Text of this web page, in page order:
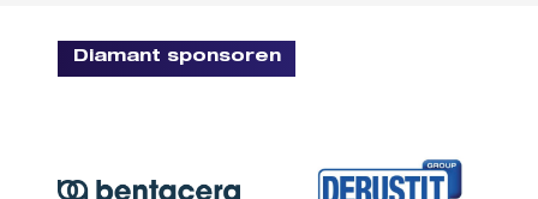
Diamant sponsoren